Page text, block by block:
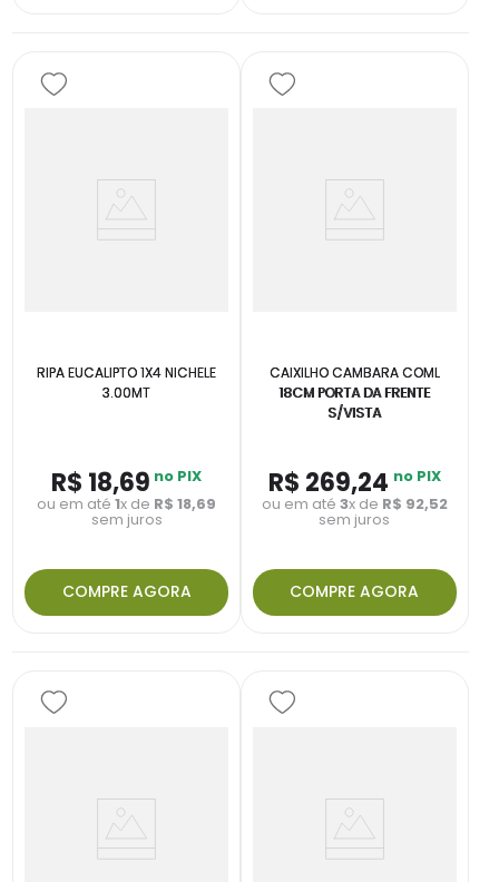
RIPA EUCALIPTO 1X4 NICHELE
3.00MT
R$ 18,69 no PIX
ou em até1x de R$ 18,69
sem juros
COMPRE AGORA
CAIXILHO CAMBARA COML
18CM PORTA DA FRENTE
S/VISTA
R$ 269,24 no PIX
ou em até 3x de R$ 92,52
sem juros
COMPRE AGORA